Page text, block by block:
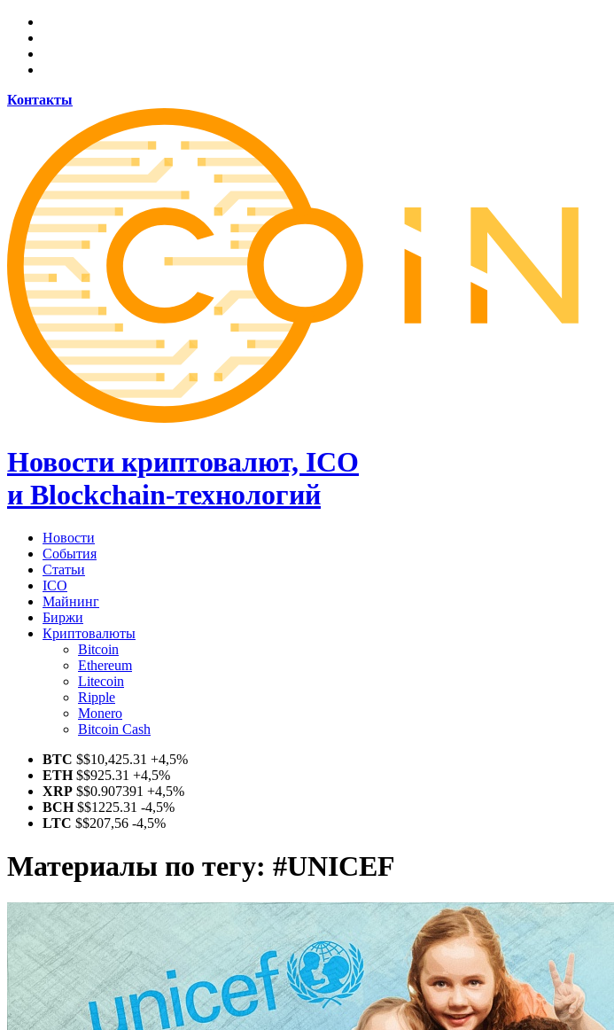
Контакты
Новости криптовалют, ICO
и Blockchain-технологий
Новости
События
Статьи
ICO
Майнинг
Биржи
Криптовалюты
Bitcoin
Ethereum
Litecoin
Ripple
Monero
Bitcoin Cash
BTC $$10,425.31 +4,5%
ETH$$925.31 +4,5%
XRP $$0.907391 +4,5%
BCH$$1225.31 -4,5%
LTC $$207,56 -4,5%
Материалы по тегу: #UNICEF